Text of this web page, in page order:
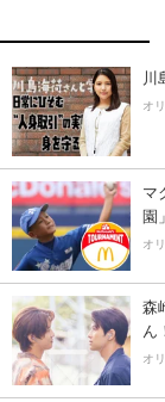
川
オ
マ
園」
オ
森
ん
オ